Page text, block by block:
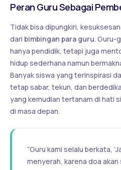
Peran Guru Sebagai
Tidak bisa dipungkiri,
dari bimbingan para guru. Guru-
hanya pendidik, tetapi juga
hidup sederhana namun
Banyak siswa yang terinspirasi
tetap sabar, tekun, dan
yang kemudian tertanam di hati
di masa depan.
“Guru kami selalu berkata,
menyerah, karena doa